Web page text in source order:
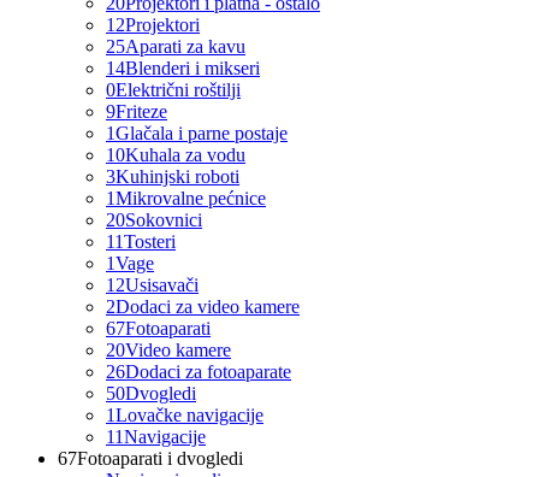
12Projektori
25Aparati za kavu
14Blenderi i mikseri
0Električni roštilji
9Friteze
1Glačala i parne postaje
10Kuhala za vodu
3Kuhinjski roboti
1Mikrovalne pećnice
20Sokovnici
11Tosteri
1Vage
12Usisavači
2Dodaci za video kamere
67Fotoaparati
20Video kamere
26Dodaci za fotoaparate
50Dvogledi
1Lovačke navigacije
11Navigacije
67Fotoaparati i dvogledi